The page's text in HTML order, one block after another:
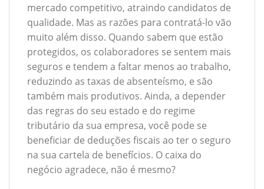
mercado competitivo, atraindo candidatos de
qualidade. Mas as razões para contratá-lo vão
muito além disso. Quando sabem que estão
protegidos, os colaboradores se sentem mais
seguros e tendem a faltar menos ao trabalho,
reduzindo as taxas de absenteísmo, e são
também mais produtivos. Ainda, a depender
das regras do seu estado e do regime
tributário da sua empresa, você pode se
beneficiar de deduções fiscais ao ter o seguro
na sua cartela de benefícios. O caixa do
negócio agradece, não é mesmo?